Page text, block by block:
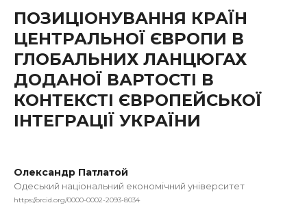
ПОЗИЦІОНУВАННЯ КРАЇН
ЦЕНТРАЛЬНОЇ ЄВРОПИ В
ГЛОБАЛЬНИХ ЛАНЦЮГАХ
ДОДАНОЇ ВАРТОСТІ В
КОНТЕКСТІ ЄВРОПЕЙСЬКОЇ
ІНТЕГРАЦІЇ УКРАЇНИ
Олександр Патлатой
Одеський національний економічний університет
https://orcid.org/0000-0002-2093-8034